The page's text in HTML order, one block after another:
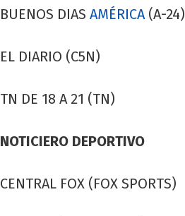
BUENOS DIAS AMÉRICA(A-24)
EL DIARIO (C5N)
TN DE 18 A 21 (TN)
NOTICIERO DEPORTIVO
CENTRAL FOX (FOX SPORTS)